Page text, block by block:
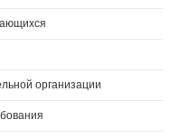
организации